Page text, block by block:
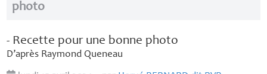
photo
- Recette pour une bonne photo
D’après Raymond Queneau